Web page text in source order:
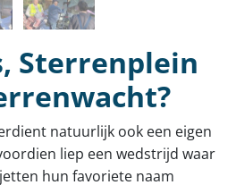
Sterrenplein
natuurlijk ook een eigen
liep een wedstrijd waar
hun favoriete naam